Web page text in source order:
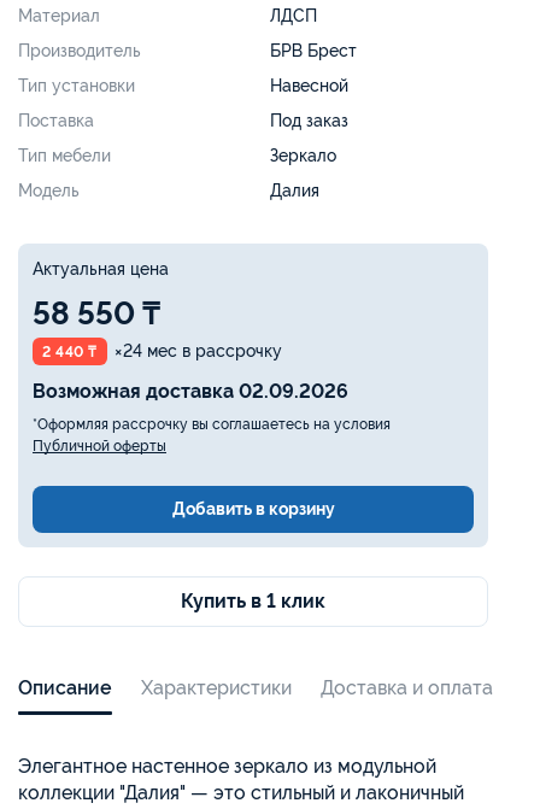
Материал
ЛДСП
Производитель
БРВ Брест
Тип установки
Навесной
Поставка
Под заказ
Тип мебели
Зеркало
Модель
Далия
Актуальная цена
58 550 ₸
2 440 ₸ ×24 мес в рассрочку
Возможная доставка 02.09.2026
*Оформляя рассрочку вы соглашаетесь на условия
Публичной оферты
Добавить в корзину
Купить в 1 клик
Описание Характеристики Доставка и оплата
Элегантное настенное зеркало из модульной
коллекции "Далия" — это стильный и лаконичный